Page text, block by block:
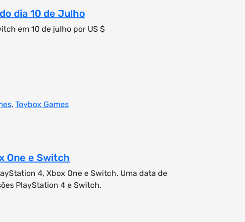
dia 10 de Julho
em 10 de julho por US $
, Toybox Games
One e Switch
4, Xbox One e Switch. Uma data de
PlayStation 4 e Switch.